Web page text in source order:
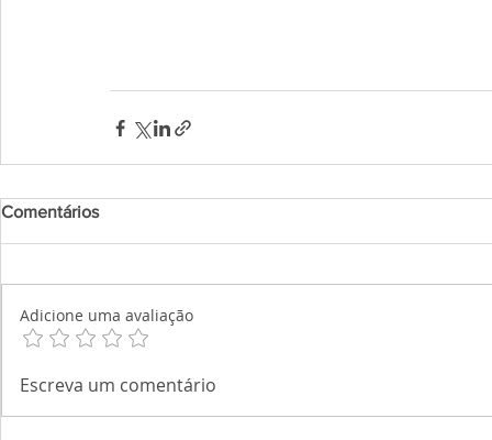
Comentários
Adicione uma avaliação
Escreva um comentário